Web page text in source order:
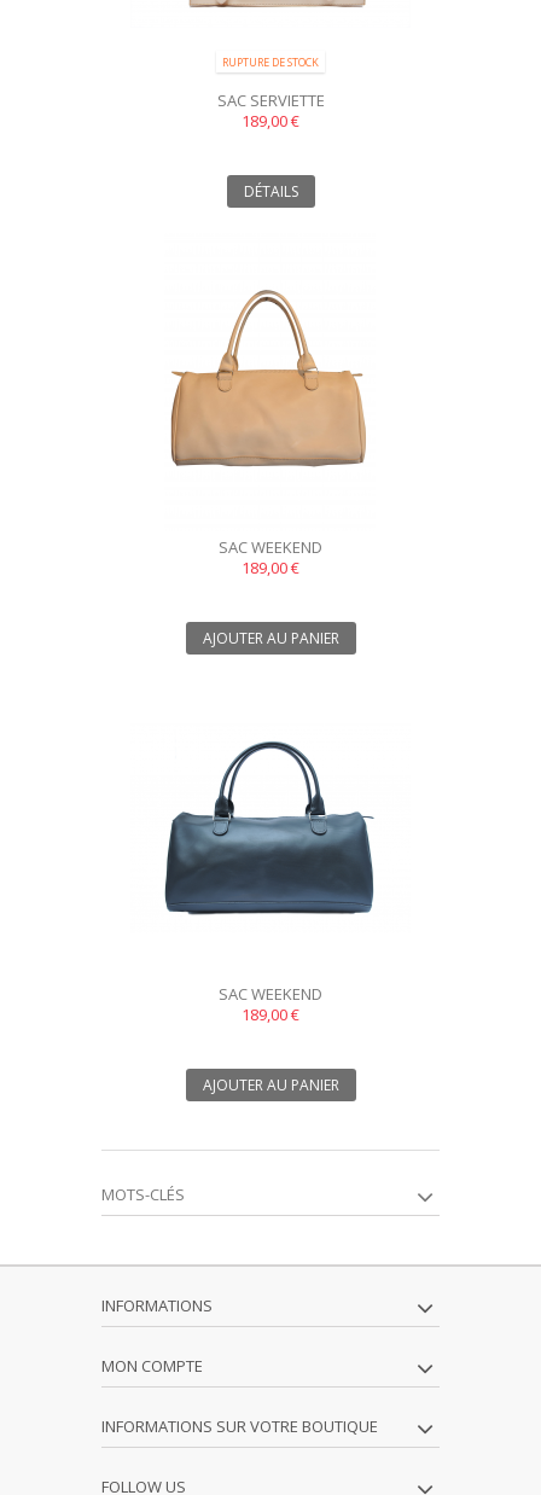
RUPTURE DE STOCK
SAC SERVIETTE
189,00 €
DÉTAILS
SAC WEEKEND
189,00 €
AJOUTER AU PANIER
SAC WEEKEND
189,00 €
AJOUTER AU PANIER
MOTS-CLÉS
INFORMATIONS
MON COMPTE
INFORMATIONS SUR VOTRE BOUTIQUE
FOLLOW US